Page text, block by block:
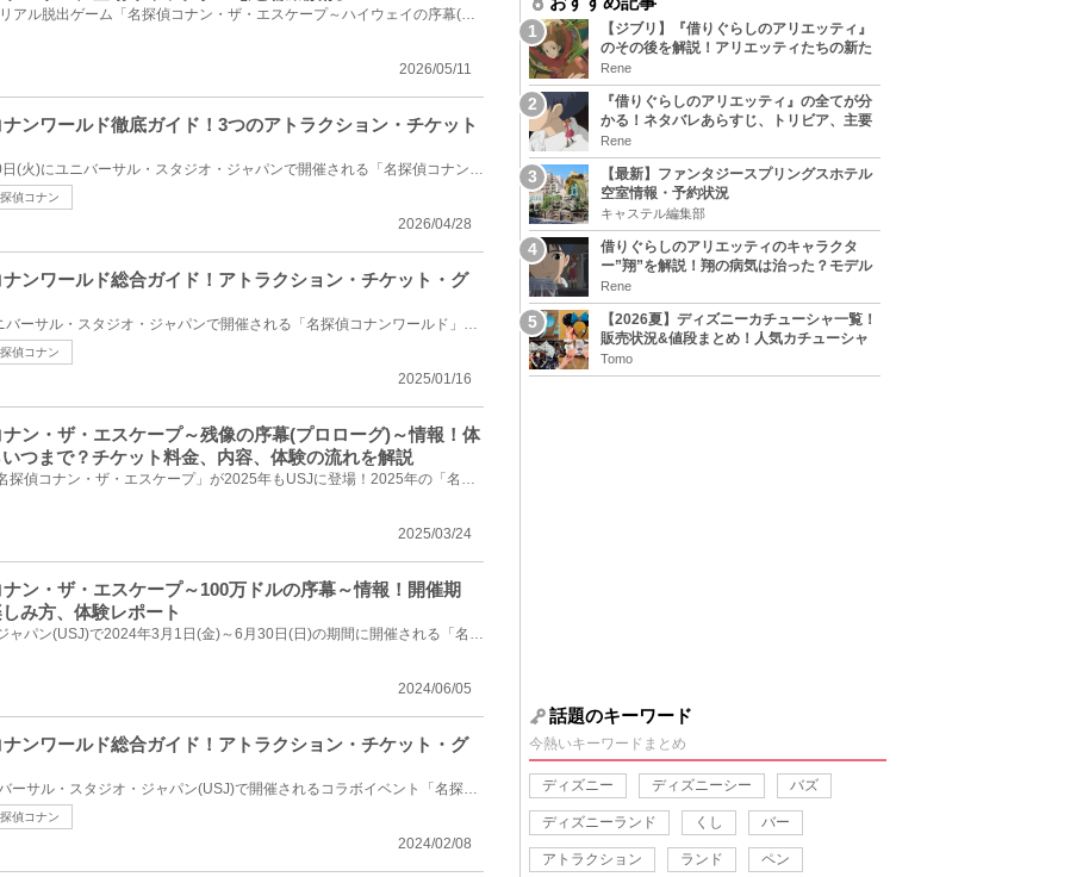
2026年にUSJで開催されるリアル脱出ゲーム「名探偵コナン・ザ・エスケープ～ハイウェイの序幕(プロロー...
2026/05/11
ナンワールド徹底ガイド！3つのアトラクション・チケット
2026年1月30日(金)〜6月30日(火)にユニバーサル・スタジオ・ジャパンで開催される「名探偵コナン・ワー...
偵コナン
2026/04/28
ナンワールド総合ガイド！アトラクション・チケット・グ
2025年1月31日(金)からユニバーサル・スタジオ・ジャパンで開催される「名探偵コナンワールド」のアトラ...
偵コナン
2025/01/16
ナン・ザ・エスケープ～残像の序幕(プロローグ)～情報！体
つまで？チケット料金、内容、体験の流れを解説
大人気リアル脱出ゲーム「名探偵コナン・ザ・エスケープ」が2025年もUSJに登場！2025年の「名探偵コナン...
2025/03/24
ナン・ザ・エスケープ～100万ドルの序幕～情報！開催期
み方、体験レポート
ユニバーサル・スタジオ・ジャパン(USJ)で2024年3月1日(金)～6月30日(日)の期間に開催される「名探偵コ...
2024/06/05
ナンワールド総合ガイド！アトラクション・チケット・グ
2024年3月1日(金)からユニバーサル・スタジオ・ジャパン(USJ)で開催されるコラボイベント「名探偵コナン...
偵コナン
2024/02/08
【ジブリ】『借りぐらしのアリエッティ』
のその後を解説！アリエッティたちの新た
な住処は？翔の病気は治る？
Rene
『借りぐらしのアリエッティ』の全てが分
かる！ネタバレあらすじ、トリビア、主要
キャラまとめ！
Rene
【最新】ファンタジースプリングスホテル
空室情報・予約状況
キャステル編集部
借りぐらしのアリエッティのキャラクタ
ー”翔”を解説！翔の病気は治った？モデル
は誰？
Rene
【2026夏】ディズニーカチューシャ一覧！
販売状況&値段まとめ！人気カチューシャ
をチェック
Tomo
話題のキーワード
今熱いキーワードまとめ
ディズニー ディズニーシー バズ
ディズニーランド くし バー
アトラクション ランド ペン